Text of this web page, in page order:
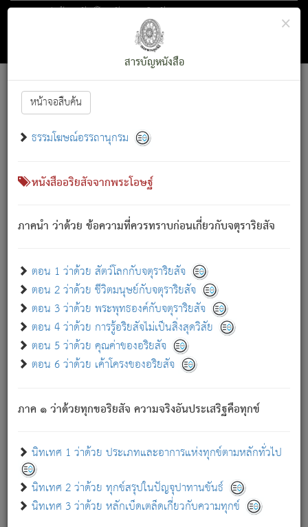
ตอน 1 ว่าด้วย สัตว์โลกกับจตุราริยสัจ
สารบัญ×
สารบัญหนังสือ
หน้าจอสืบค้น
ธรรมโฆษณ์อรรถานุกรม
หนังสืออริยสัจจากพระโอษฐ์
ภาคนำ ว่าด้วย ข้อความที่ควรทราบก่อนเกี่ยวกับจตุราริยสัจ
ตอน 1 ว่าด้วย สัตว์โลกกับจตุราริยสัจ
ตอน 2 ว่าด้วย ชีวิตมนุษย์กับจตุราริยสัจ
ตอน 3 ว่าด้วย พระพุทธองค์กับจตุราริยสัจ
ตอน 4 ว่าด้วย การรู้อริยสัจไม่เป็นสิ่งสุดวิสัย
ตอน 5 ว่าด้วย คุณค่าของอริยสัจ
ตอน 6 ว่าด้วย เค้าโครงของอริยสัจ
ภาค ๑ ว่าด้วยทุกขอริยสัจ ความจริงอันประเสริฐคือทุกข์
นิทเทศ 1 ว่าด้วย ประเภทและอาการแห่งทุกข์ตามหลักทั่วไป
นิทเทศ 2 ว่าด้วย ทุกข์สรุปในปัญจุปาทานขันธ์
นิทเทศ 3 ว่าด้วย หลักเบ็ดเตล็ดเกี่ยวกับความทุกข์
Font :15 ]||
สัตว์โลกนี้ เกิดความเดือดร้อนแล้ว มีผัสสะบังหน้า
เขาสำคัญสิ่งใด โดยความเป็นประการใด แต่สิ่งนั้นย่อมเป็น
(ตามที่เป็นจริง) โดยประการอื่นจากที่เขาสำคัญนั้น
สัตว์โลกติดข้องอยู่ในภพ ถูกภพบังหน้าแล้ว มีภพโดยความ
เป็นอย่างอื่น (จากที่มันเป็นอยู่จริง) จึงได้เพลิดเพลินยิ่งนักในภพ
เขาเพลิดเพลินยิ่งนักในสิ่งใด สิ่งนั้นเป็นภัย (ที่เขาไม่รู้จัก)
เขากลัวต่อสิ่งใดสิ่งนั้นเป็นทุกข์
พรหมจรรย์นี้ อันบุคคลย่อมประพฤติ ก็เพื่อการละขาดซึ่ง
ภพ.
สมณะหรือพราหมณ์เหล่าใด กล่าวความหลุดพ้นจากภพว่า
มีได้เพราะภพ เรากล่าวว่า สมณะหรือพราหมณ์ทั้งปวงนั้น
มิใช่ผู้หลดพ้นจากภพ.
ภพ ว่ามีได้เพราะวิภพ[2]: เรากล่าวว่า สมณะหรือพราหมณ์ทั้ง
ปวงนั้น ก็ยังสลัดภพออกไปไม่ได้.
ก็ทุกข์นี้มีขึ้น เพราะอาศัยซึ่งอุปธิทั้งปวง.
เพราะความสิ้นไปแห่งอุปาทานทั้งปวง ความเกิดขึ้นแห่ง
ทุกข์จึงไม่มี.
ท่านจงดูโลกนี้เถิด (จะเห็นว่า) สัตว์ทั้งหลายอันอวิชาหนา
แน่นบังหนาแล้ว; และว่า สัตว์ผู้ยินดีในภพอันเป็นแล้วนั้น ย่อม